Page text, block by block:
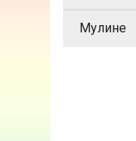
Мулине